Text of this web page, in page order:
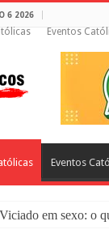
6 2026
Eventos
Eventos
Viciado em sexo: o